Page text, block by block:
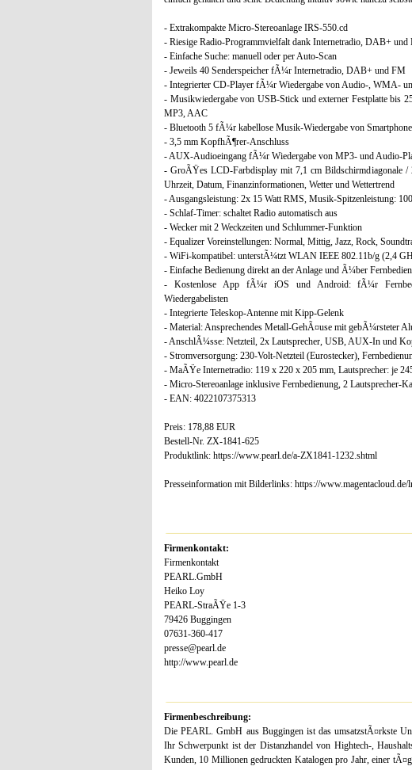
- Extrakompakte Micro-Stereoanlage IRS-550.cd
- Riesige Radio-Programmvielfalt dank Internetradio, DAB+ und
- Einfache Suche: manuell oder per Auto-Scan
- Jeweils 40 Senderspeicher fÃ¼r Internetradio, DAB+ und FM
- Integrierter CD-Player fÃ¼r Wiedergabe von Audio-, WMA-
- Musikwiedergabe von USB-Stick und externer Festplatte bis
MP3, AAC
- Bluetooth 5 fÃ¼r kabellose Musik-Wiedergabe von
- 3,5 mm KopfhÃ¶rer-Anschluss
- AUX-Audioeingang fÃ¼r Wiedergabe von MP3- und Audio-
- GroÃŸes LCD-Farbdisplay mit 7,1 cm Bildschirmdiagonale /
Uhrzeit, Datum, Finanzinformationen, Wetter und Wettertrend
- Ausgangsleistung: 2x 15 Watt RMS, Musik-Spitzenleistung:
- Schlaf-Timer: schaltet Radio automatisch aus
- Wecker mit 2 Weckzeiten und Schlummer-Funktion
- Equalizer Voreinstellungen: Normal, Mittig, Jazz, Rock,
- WiFi-kompatibel: unterstÃ¼tzt WLAN IEEE 802.11b/g (2,4
- Einfache Bedienung direkt an der Anlage und Ã¼ber
- Kostenlose App fÃ¼r iOS und Android: fÃ¼r
Wiedergabelisten
- Integrierte Teleskop-Antenne mit Kipp-Gelenk
- Material: Ansprechendes Metall-GehÃ¤use mit gebÃ¼rsteter
- AnschlÃ¼sse: Netzteil, 2x Lautsprecher, USB, AUX-In und
- Stromversorgung: 230-Volt-Netzteil (Eurostecker),
- MaÃŸe Internetradio: 119 x 220 x 205 mm, Lautsprecher: je
- Micro-Stereoanlage inklusive Fernbedienung, 2 Lautsprecher-
- EAN: 4022107375313
Preis: 178,88 EUR
Bestell-Nr. ZX-1841-625
Produktlink: https://www.pearl.de/a-ZX1841-1232.shtml
Presseinformation mit Bilderlinks: https://
Firmenkontakt:
Firmenkontakt
PEARL.GmbH
Heiko Loy
PEARL-StraÃŸe 1-3
79426 Buggingen
07631-360-417
presse@pearl.de
http://www.pearl.de
Firmenbeschreibung:
Die PEARL. GmbH aus Buggingen ist das umsatzstÃ¤rkste
Ihr Schwerpunkt ist der Distanzhandel von Hightech-,
Kunden, 10 Millionen gedruckten Katalogen pro Jahr, einer